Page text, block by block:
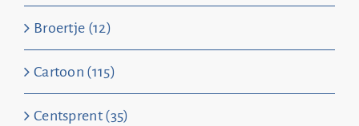
Broertje (12)
Cartoon (115)
Centsprent (35)